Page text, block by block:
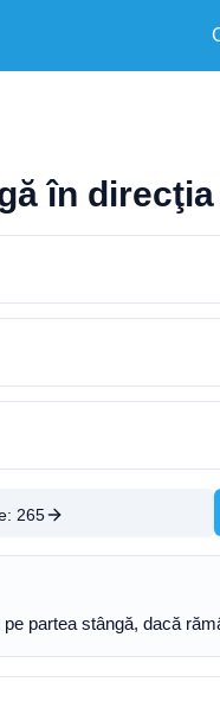
în
265
partea stângă, dacă